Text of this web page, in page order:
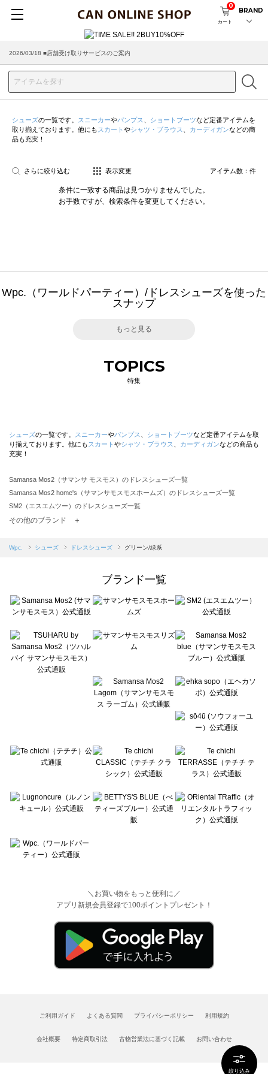
カート
0
BRAND
2026/03/18 ■店舗受け取りサービスのご案内
絞り込み
シューズの一覧です。 スニーカーやパンプス ショートブーツなど定番アイテムを
取り揃えております。他にも スカート やシャツ・ブラウス カーディガンなどの商
品も充実！
さらに絞り込む 表示変更 アイテム数： 件
条件に一致する商品は見つかりませんでした。
お手数ですが、検索条件を変更してください。
Wpc.（ワールドパーティー）/ドレスシューズを使った
スナップ
もっと見る
TOPICS
特集
シューズの一覧です。 スニーカーやパンプス ショートブーツなど定番アイテムを取
り揃えております。他にも スカート やシャツ・ブラウス カーディガンなどの商品も
充実！
Samansa Mos2（サマンサ モスモス）のドレスシューズ一覧
Samansa Mos2 home's（サマンサモスモスホームズ）のドレスシューズ一覧
SM2（エスエムツー）のドレスシューズ一覧
Samansa Mos2 blue（サマンサモスモス ブルー）のドレスシューズ一覧
sō4ū（ソウフォーユー）のドレスシューズ一覧
Te chichi（テチチ）のドレスシューズ一覧
Te chichi CLASSIC（テチチ クラシック）のドレスシューズ一覧
Lugnoncure（ルノンキュール）のドレスシューズ一覧
BETTY'S BLUE（べティーズブルー）のドレスシューズ一覧
Wpc.（ワールドパーティー）のドレスシューズ一覧
その他のブランド ＋
Wpc. シューズ ドレスシューズ グリーン/緑系
ブランド一覧
＼お買い物をもっと便利に／
アプリ新規会員登録で100ポイントプレゼント！
ご利用ガイド よくある質問 プライバシーポリシー 利用規約
会社概要 特定商取引法 古物営業法に基づく記載 お問い合わせ